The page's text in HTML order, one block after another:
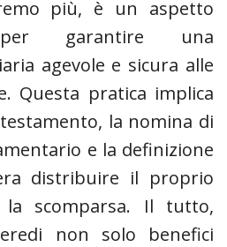
più, è un aspetto
per garantire una
agevole e sicura alle
Questa pratica implica
la nomina di
e la definizione
distribuire il proprio
scomparsa. Il tutto,
non solo benefici